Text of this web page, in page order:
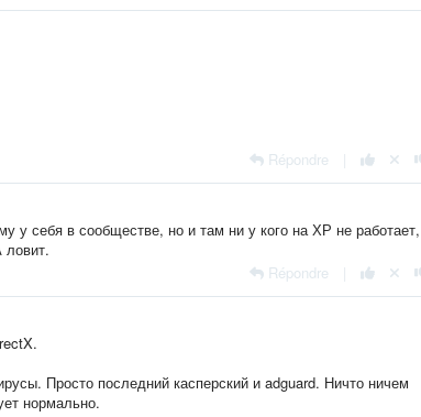
Répondre
у себя в сообществе, но и там ни у кого на ХР не работает,
ловит.
Répondre
Просто последний касперский и adguard. Ничто ничем
нормально.